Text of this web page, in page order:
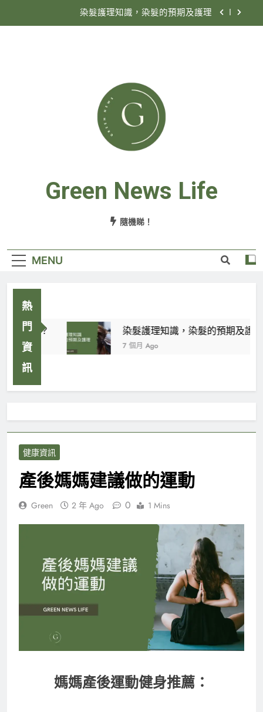
染髮護理知識，染髮的預期及護理
情人節買甚麼花好？
染髮護理知識，染髮的預期及護理
香港殯儀公司收費定義
Green News Life
隨機睇！
MENU
熱
門
資
訊
麼花好？ 染髮護理知識，染髮的預期及護理
7 個月 Ago
健康資訊
產後媽媽建議做的運動
Green 2 年 Ago 0 1 Mins
媽媽產後運動健身推薦：